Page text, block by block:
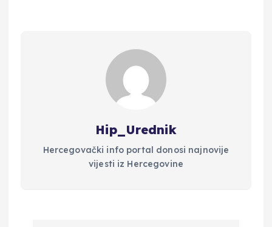
Hip_Urednik
Hercegovački info portal donosi najnovije
vijesti iz Hercegovine